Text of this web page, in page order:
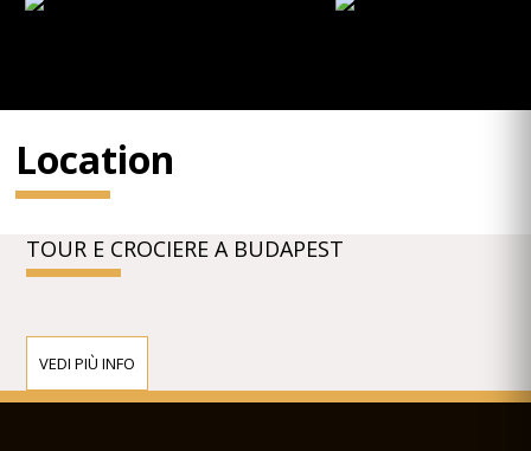
Location
TOUR E CROCIERE A BUDAPEST
VEDI PIÙ INFO